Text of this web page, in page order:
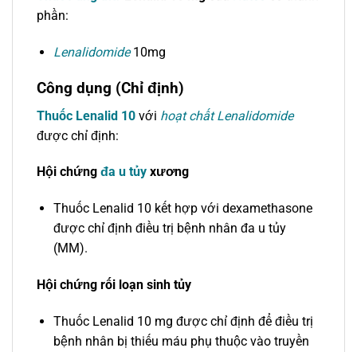
phần:
Lenalidomide10mg
Công dụng (Chỉ định)
Thuốc Lenalid 10 với hoạt chất Lenalidomide
được chỉ định:
Hội chứng đa u tủy xương
Thuốc Lenalid 10 kết hợp với dexamethasone
được chỉ định điều trị bệnh nhân đa u tủy
(MM).
Hội chứng rối loạn sinh tủy
Thuốc Lenalid 10 mg được chỉ định để điều trị
bệnh nhân bị thiếu máu phụ thuộc vào truyền